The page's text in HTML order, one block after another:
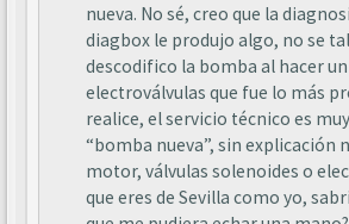
nueva. No sé, creo que la
diagbox le produjo algo, no se
descodifico la bomba al hacer
electroválvulas que fue lo más
realice, el servicio técnico es
“bomba nueva”, sin explicación
motor, válvulas solenoides o
que eres de Sevilla como yo,